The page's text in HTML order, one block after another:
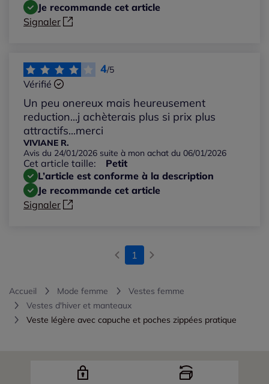
Je recommande cet article
Signaler
4/5
Vérifié
Un peu onereux mais heureusement
reduction...j achèterais plus si prix plus
attractifs...merci
VIVIANE R.
Avis du 24/01/2026 suite à mon achat du 06/01/2026
Cet article taille:
Petit
L’article est conforme à la description
Je recommande cet article
Signaler
1
Accueil Mode femme
Vestes femme
Vestes d'hiver et manteaux
Veste légère avec capuche et poches zippées pratique